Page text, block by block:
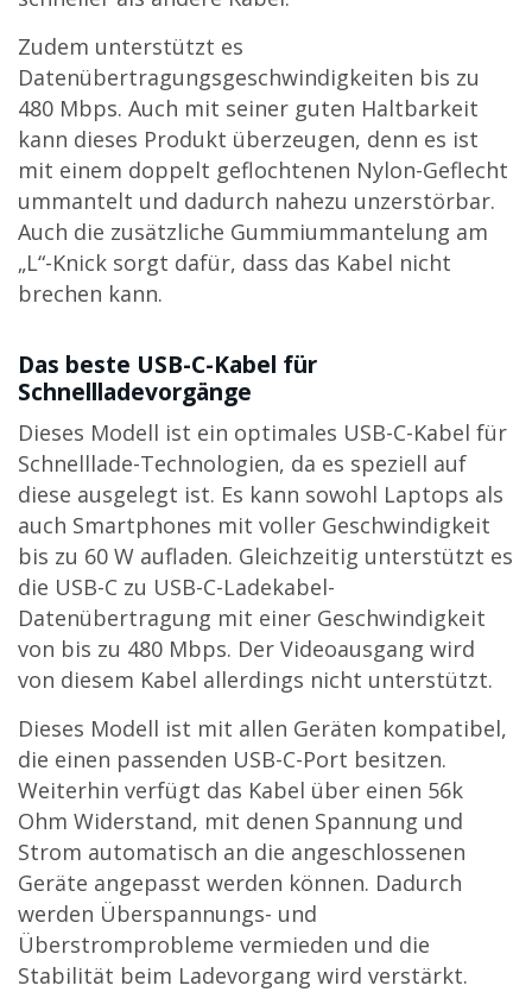
Zudem unterstützt es
Datenübertragungsgeschwindigkeiten bis zu
480 Mbps. Auch mit seiner guten Haltbarkeit
kann dieses Produkt überzeugen, denn es ist
mit einem doppelt geflochtenen Nylon-Geflecht
ummantelt und dadurch nahezu unzerstörbar.
Auch die zusätzliche Gummiummantelung am
„L“-Knick sorgt dafür, dass das Kabel nicht
brechen kann.
Das beste USB-C-Kabel für
Schnellladevorgänge
Dieses Modell ist ein optimales USB-C-Kabel für
Schnelllade-Technologien, da es speziell auf
diese ausgelegt ist. Es kann sowohl Laptops als
auch Smartphones mit voller Geschwindigkeit
bis zu 60 W aufladen. Gleichzeitig unterstützt es
die USB-C zu USB-C-Ladekabel-
Datenübertragung mit einer Geschwindigkeit
von bis zu 480 Mbps. Der Videoausgang wird
von diesem Kabel allerdings nicht unterstützt.
Dieses Modell ist mit allen Geräten kompatibel,
die einen passenden USB-C-Port besitzen.
Weiterhin verfügt das Kabel über einen 56k
Ohm Widerstand, mit denen Spannung und
Strom automatisch an die angeschlossenen
Geräte angepasst werden können. Dadurch
werden Überspannungs- und
Überstromprobleme vermieden und die
Stabilität beim Ladevorgang wird verstärkt.